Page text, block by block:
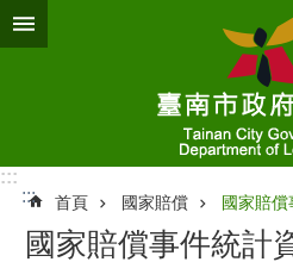
跳到主要內容區塊
:::
:::
首頁 國家賠償 國家賠
國家賠償事件統計